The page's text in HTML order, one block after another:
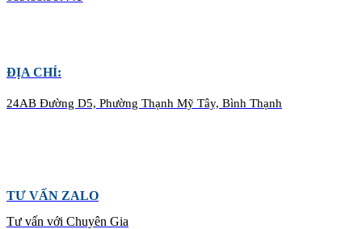
ĐỊA CHỈ:
24AB Đường D5, Phường Thạnh Mỹ Tây, Bình Thạnh
TƯ VẤN ZALO
Tư vấn với Chuyên Gia